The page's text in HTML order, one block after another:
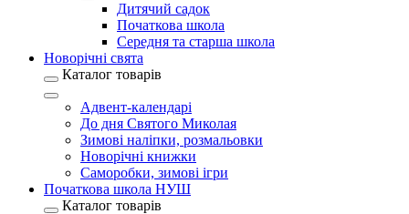
Дитячий садок
Початкова школа
Середня та старша школа
Новорічні свята
Каталог товарів
Адвент-календарі
До дня Святого Миколая
Зимові наліпки, розмальовки
Новорічні книжки
Саморобки, зимові ігри
Початкова школа НУШ
Каталог товарів